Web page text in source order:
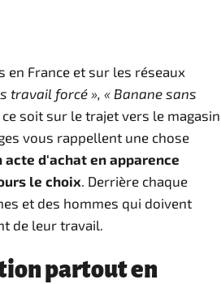
en France et sur les réseaux
travail forcé », « Banane sans
ce soit sur le trajet vers le magasin
vous rappellent une chose
acte d'achat en apparence
le choix. Derrière chaque
et des hommes qui doivent
de leur travail.
partout en